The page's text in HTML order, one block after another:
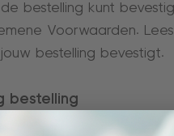
bestelling kunt
Voorwaarden.
bestelling bevestigt.
bestelling